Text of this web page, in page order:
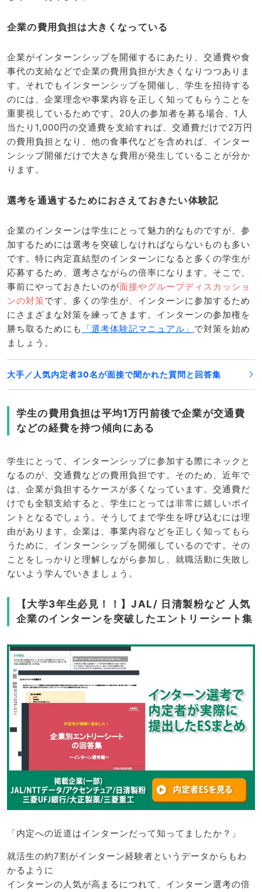
企業の費用負担は大きくなっている
企業がインターンシップを開催するにあたり、交通費や食
事代の支給などで企業の費用負担が大きくなりつつありま
す。それでもインターンシップを開催し、学生を招待する
のには、企業理念や事業内容を正しく知ってもらうことを
重要視しているためです。20人の参加者を募る場合、1人
当たり1,000円の交通費を支給すれば、交通費だけで2万円
の費用負担となり、他の食事代などを含めれば、インター
ンシップ開催だけで大きな費用が発生していることが分か
ります。
選考を通過するためにおさえておきたい体験記
企業のインターンは学生にとって魅力的なものですが、参
加するためには選考を突破しなければならないものも多い
です。特に内定直結型のインターンになると多くの学生が
応募するため、選考さながらの倍率になります。そこで、
事前にやっておきたいのが面接やグループディスカッショ
ンの対策です。多くの学生が、インターンに参加するため
にさまざまな対策を練ってきます。インターンの参加権を
勝ち取るためにも
「選考体験記マニュアル」 で対策を始め
ましょう。
大手／人気内定者30名が面接で聞かれた質問と回答集
学生の費用負担は平均1万円前後で企業が交通費
などの経費を持つ傾向にある
学生にとって、インターンシップに参加する際にネックと
なるのが、交通費などの費用負担です。そのため、近年で
は、企業が負担するケースが多くなっています。交通費だ
けでも全額支給すると、学生にとっては非常に嬉しいポイ
ントとなるでしょう。そうしてまで学生を呼び込むには理
由があります。企業は、事業内容などを正しく知ってもら
うために、インターンシップを開催しているのです。その
ことをしっかりと理解しながら参加し、就職活動に失敗し
ないよう学んでいきましょう。
【大学3年生必見！！】JAL/ 日清製粉など 人気
企業のインターンを突破したエントリーシート集
「内定への近道はインターンだって知ってましたか？」
就活生の約7割がインターン経験者というデータからもわ
かるように
インターンの人気が高まるにつれて、インターン選考の倍